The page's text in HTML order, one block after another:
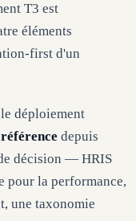
T3 est
éléments
first d'un
déploiement
depuis
décision — HRIS
pour la performance,
une taxonomie